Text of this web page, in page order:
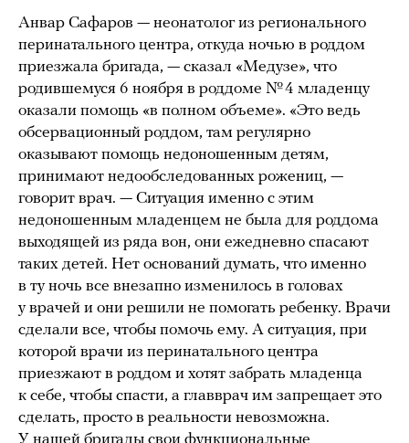
Анвар Сафаров — неонатолог из регионального
перинатального центра, откуда ночью в роддом
приезжала бригада, — сказал «Медузе», что
родившемуся 6 ноября в роддоме № 4 младенцу
оказали помощь «в полном объеме». «Это ведь
обсервационный роддом, там регулярно
оказывают помощь недоношенным детям,
принимают недообследованных рожениц, —
говорит врач. — Ситуация именно с этим
недоношенным младенцем не была для роддома
выходящей из ряда вон, они ежедневно спасают
таких детей. Нет оснований думать, что именно
в ту ночь все внезапно изменилось в головах
у врачей и они решили не помогать ребенку. Врачи
сделали все, чтобы помочь ему. А ситуация, при
которой врачи из перинатального центра
приезжают в роддом и хотят забрать младенца
к себе, чтобы спасти, а главврач им запрещает это
сделать, просто в реальности невозможна.